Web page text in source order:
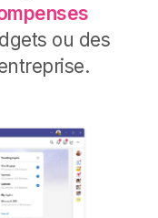
ou des